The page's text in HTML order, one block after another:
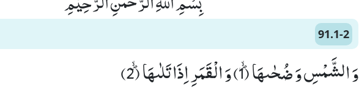
91.1-2
وَ الشَّمْسِ وَ ضُحٰىهَاﭪ (1) وَ الْقَمَرِ اِذَا تَلٰىهَاﭪ (2)